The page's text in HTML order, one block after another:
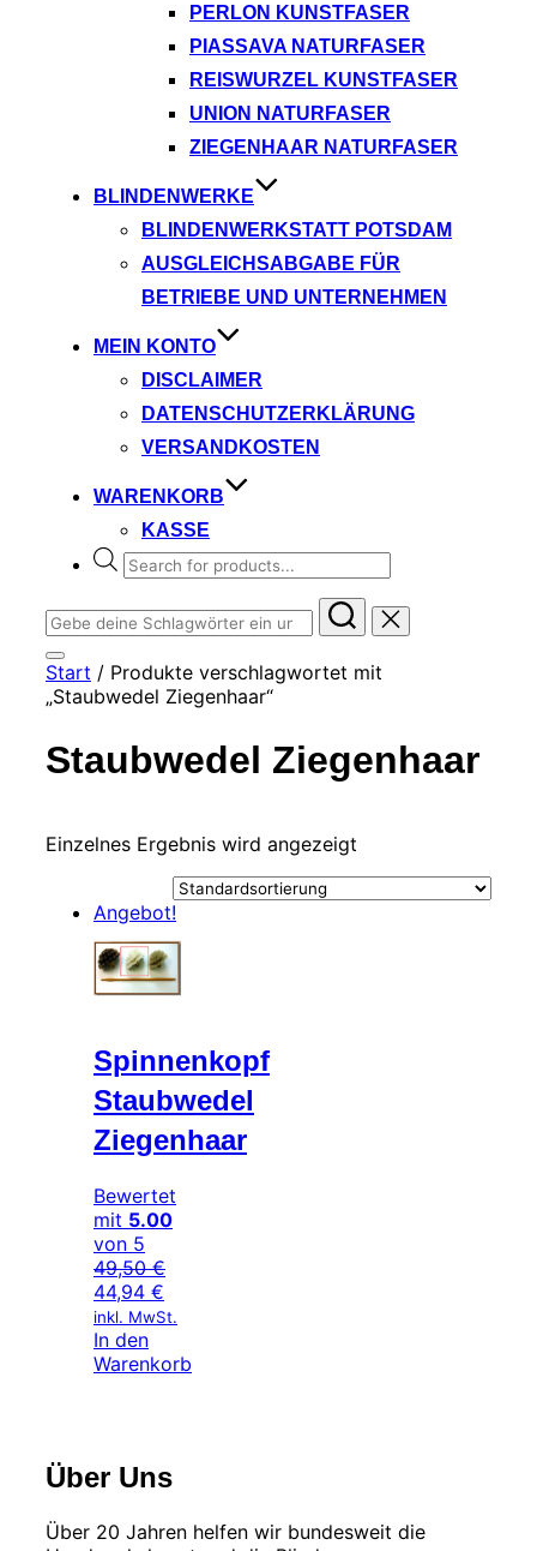
PERLON KUNSTFASER
PIASSAVA NATURFASER
REISWURZEL KUNSTFASER
UNION NATURFASER
ZIEGENHAAR NATURFASER
BLINDENWERKE
BLINDENWERKSTATT POTSDAM
AUSGLEICHSABGABE FÜR
BETRIEBE UND UNTERNEHMEN
MEIN KONTO
DISCLAIMER
DATENSCHUTZERKLÄRUNG
VERSANDKOSTEN
WARENKORB
KASSE
Products
search
Suchen
nach:
Seitenleiste
&
Navigation
Start / Produkte verschlagwortet mit
„Staubwedel Ziegenhaar“
Staubwedel Ziegenhaar
Einzelnes Ergebnis wird angezeigt
Angebot!
Spinnenkopf
Staubwedel
Ziegenhaar
Bewertet
mit 5.00
von 5
49,50€
Ursprünglicher
Preis
war:
49,50 €
44,94 €
Preis
44,94 €.
inkl. MwSt.
In den
Warenkorb
Über Uns
Über 20 Jahren helfen wir bundesweit die